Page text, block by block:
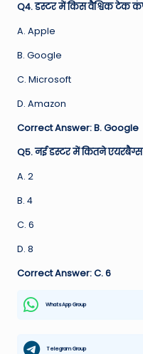
Q4. डस्टर में किस वैश्विक टेक
A. Apple
B. Google
C. Microsoft
D. Amazon
Correct Answer: B. Google
Q5. नई डस्टर में कितने
A. 2
B. 4
C. 6
D. 8
Correct Answer: C. 6
WhatsApp Group
Telegram Group